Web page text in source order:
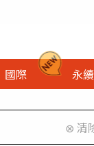
國際 永續
⊗ 清